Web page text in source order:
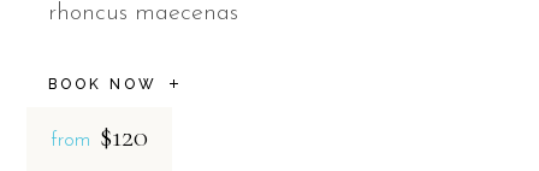
rhoncus maecenas
BOOK NOW
from $120